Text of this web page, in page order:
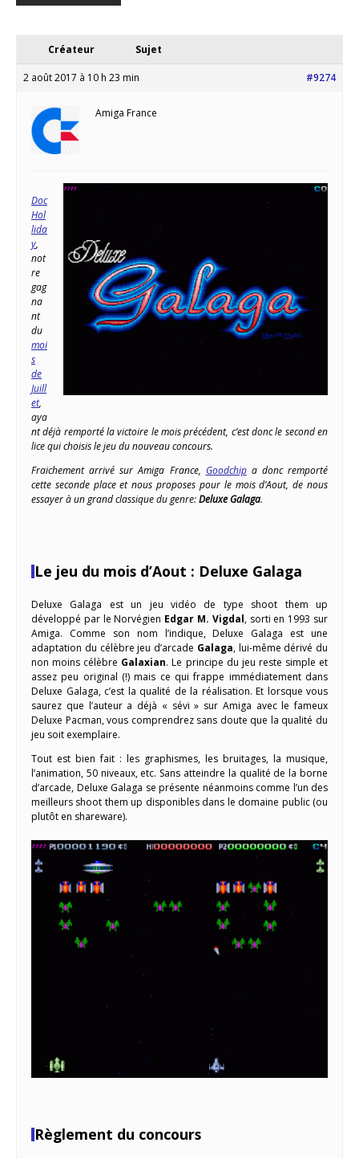
Créateur Sujet
2 août 2017 à 10 h 23 min #9274
Amiga France
Doc
Hol
lida
y,
not
re
gag
na
nt
du
moi
s
de
Juill
et,
aya
nt déjà remporté la victoire le mois précédent, c’est donc le second en
lice qui choisis le jeu du nouveau concours.
Fraichement arrivé sur Amiga France, Goodchipa donc remporté
cette seconde place et nous proposes pour le mois d’Aout, de nous
essayer à un grand classique du genre:Deluxe Galaga.
Le jeu du mois d’Aout : Deluxe Galaga
Deluxe Galaga est un jeu vidéo de type shoot them up
développé par le Norvégien Edgar M. Vigdal, sorti en 1993 sur
Amiga. Comme son nom l’indique, Deluxe Galaga est une
adaptation du célèbre jeu d’arcade Galaga, lui-même dérivé du
non moins célèbre Galaxian. Le principe du jeu reste simple et
assez peu original (!) mais ce qui frappe immédiatement dans
Deluxe Galaga, c’est la qualité de la réalisation. Et lorsque vous
saurez que l’auteur a déjà « sévi » sur Amiga avec le fameux
Deluxe Pacman, vous comprendrez sans doute que la qualité du
jeu soit exemplaire.
Tout est bien fait : les graphismes, les bruitages, la musique,
l’animation, 50 niveaux, etc. Sans atteindre la qualité de la borne
d’arcade, Deluxe Galaga se présente néanmoins comme l’un des
meilleurs shoot them up disponibles dans le domaine public (ou
plutôt en shareware).
Règlement du concours